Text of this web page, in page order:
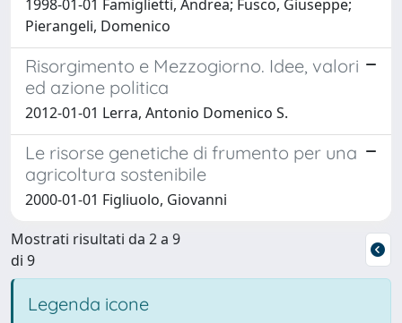
1998-01-01 Famiglietti, Andrea; Fusco, Giuseppe;
Pierangeli, Domenico
Risorgimento e Mezzogiorno. Idee, valori
ed azione politica
2012-01-01 Lerra, Antonio Domenico S.
Le risorse genetiche di frumento per una
agricoltura sostenibile
2000-01-01 Figliuolo, Giovanni
Mostrati risultati da 2 a 9
di 9
Legenda icone